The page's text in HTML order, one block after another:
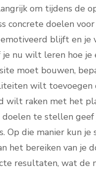
om tijdens de
concrete doelen
blijft en je
je nu wilt leren hoe je
moet bouwen,
wilt toevoegen
wilt raken met het
te stellen geef
Op die manier kun je
het bereiken van je
resultaten, wat de